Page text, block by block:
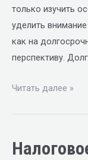
только изучить
уделить
как на
перспективу.
Читать далее »